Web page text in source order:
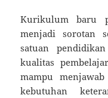
Kurikulum baru
menjadi sorotan
satuan
kualitas
mampu
kebutuhan